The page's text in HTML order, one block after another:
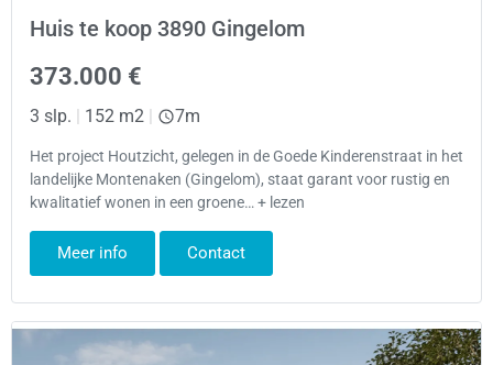
Huis te koop 3890 Gingelom
373.000 €
3 slp. | 152 m2 | 7m
Het project Houtzicht, gelegen in de Goede Kinderenstraat in het
landelijke Montenaken (Gingelom), staat garant voor rustig en
kwalitatief wonen in een groene… + lezen
Meer info Contact